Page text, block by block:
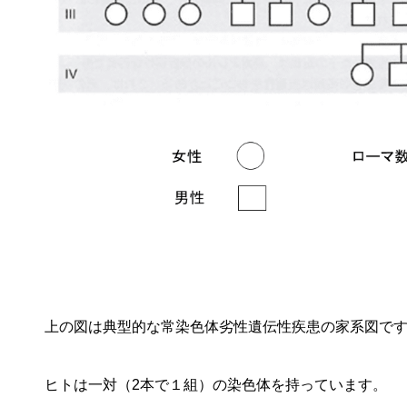
上の図は典型的な常染色体劣性遺伝性疾患の家系図で
ヒトは一対（2本で１組）の染色体を持っています。